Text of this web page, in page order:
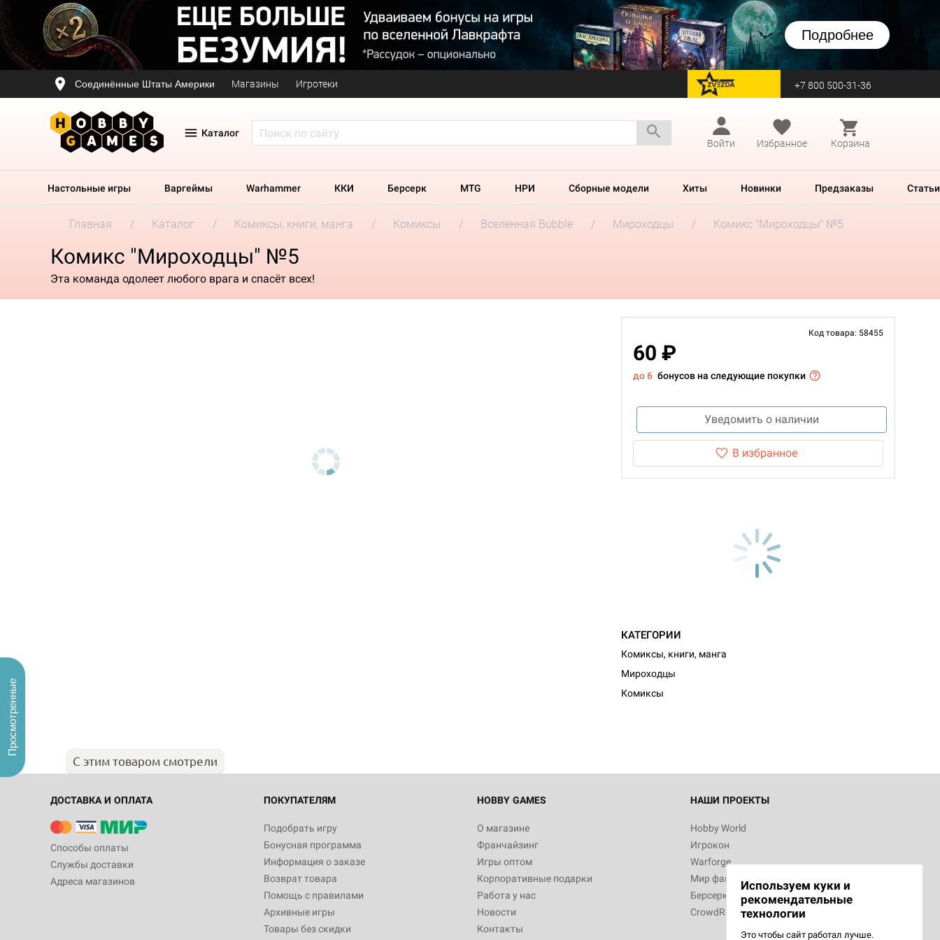
Подробнее
Соединённые Штаты Америки Магазины Игротеки перейти на Zvezda +7 800 500-31-36
Каталог
Войти
Избранное Корзина
Настольные игры Варгеймы Warhammer ККИ Берсерк MTG НРИ Сборные модели Хиты Новинки Предзаказы Статьи
Главная Каталог Комиксы, книги, манга Комиксы Вселенная Bubble Мироходцы Комикс "Мироходцы" №5
Комикс "Мироходцы" №5
Эта команда одолеет любого врага и спасёт всех!
Код товара: 58455
60 ₽
до 6 бонусов на следующие покупки
Уведомить о наличии
В избранное
КАТЕГОРИИ
Комиксы, книги, манга
Мироходцы
Комиксы
С этим товаром смотрели
ДОСТАВКА И ОПЛАТА
Способы оплаты
Службы доставки
Адреса магазинов
ПОКУПАТЕЛЯМ
Подобрать игру
Бонусная программа
Информация о заказе
Возврат товара
Помощь с правилами
Архивные игры
Товары без скидки
HOBBY GAMES
О магазине
Франчайзинг
Игры оптом
Корпоративные подарки
Работа у нас
Новости
Контакты
НАШИ ПРОЕКТЫ
Hobby World
Игрокон
Warforge
Мир фантастики
Берсерк
CrowdRepublic
Используем куки и
рекомендательные
технологии
Это чтобы сайт работал лучше.
Просмотренные
Настольная игра Hobby World Монстры
Белая смерть
12 990
Настольная игра Hobby World Берсерк.
3 490